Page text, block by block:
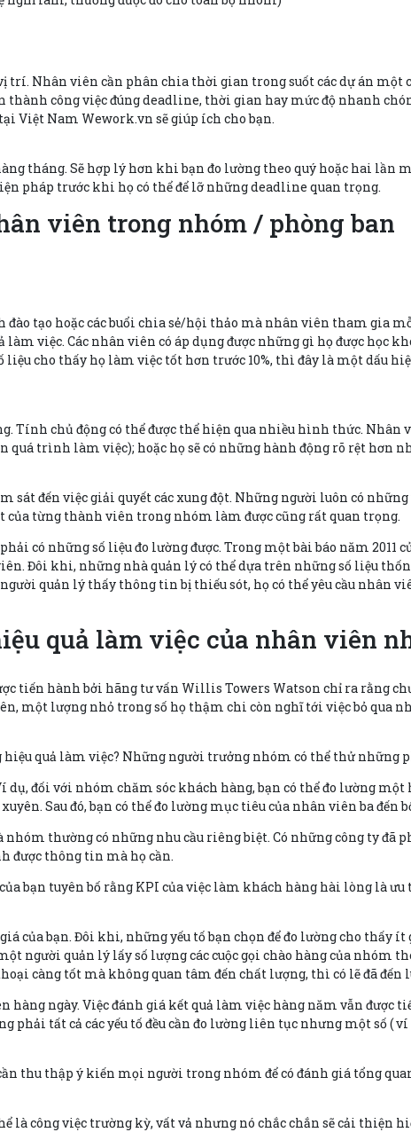
trí. Nhân viên cần phân chia thời gian trong suốt các dự án một
công việc đúng deadline, thời gian hay mức độ nhanh
Việt Nam Wework.vn sẽ giúp ích cho bạn.
tháng. Sẽ hợp lý hơn khi bạn đo lường theo quý hoặc hai
pháp trước khi họ có thể để lỡ những deadline quan trọng.
viên trong nhóm / phòng ban
tạo hoặc các buổi chia sẻ/hội thảo mà nhân viên tham gia
việc. Các nhân viên có áp dụng được những gì họ được học
liệu cho thấy họ làm việc tốt hơn trước 10%, thì đây là một dấu
Tính chủ động có thể được thể hiện qua nhiều hình thức.
trình làm việc); hoặc họ sẽ có những hành động rõ rệt hơn
sát đến việc giải quyết các xung đột. Những người luôn có
của từng thành viên trong nhóm làm được cũng rất quan trọng.
có những số liệu đo lường được. Trong một bài báo năm 2011
Đôi khi, những nhà quản lý có thể dựa trên những số liệu
quản lý thấy thông tin bị thiếu sót, họ có thể yêu cầu nhân
quả làm việc của nhân viên
tiến hành bởi hãng tư vấn Willis Towers Watson chỉ ra rằng
một lượng nhỏ trong số họ thậm chi còn nghĩ tới việc bỏ qua
quả làm việc? Những người trưởng nhóm có thể thử những
đối với nhóm chăm sóc khách hàng, bạn có thể đo lường
Sau đó, bạn có thể đo lường mục tiêu của nhân viên ba đến
thường có những nhu cầu riêng biệt. Có những công ty đã
được thông tin mà họ cần.
bạn tuyên bố rằng KPI của việc làm khách hàng hài lòng là
của bạn. Đôi khi, những yếu tố bạn chọn để đo lường cho thấy
người quản lý lấy số lượng các cuộc gọi chào hàng của nhóm
càng tốt mà không quan tâm đến chất lượng, thì có lẽ đã đến
ngày. Việc đánh giá kết quả làm việc hàng năm vẫn
phải tất cả các yếu tố đều cần đo lường liên tục nhưng một số (
thu thập ý kiến mọi người trong nhóm để có đánh giá tổng
là công việc trường kỳ, vất vả nhưng nó chắc chắn sẽ cải thiện